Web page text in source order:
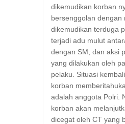
dikemudikan korban
bersenggolan dengan
dikemudikan terduga
terjadi adu mulut
dengan SM, dan aksi
yang dilakukan oleh
pelaku. Situasi
korban
adalah anggota Polri.
korban akan
dicegat oleh CT yang